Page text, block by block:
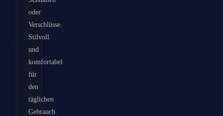
oder
Verschlüsse.
Stilvoll
und
komfortabel
für
den
täglichen
Gebrauch.